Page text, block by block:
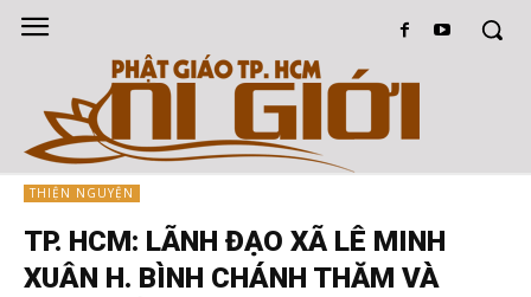
THIỆN NGUYỆN
TP. HCM: LÃNH ĐẠO XÃ LÊ MINH
XUÂN H. BÌNH CHÁNH THĂM VÀ